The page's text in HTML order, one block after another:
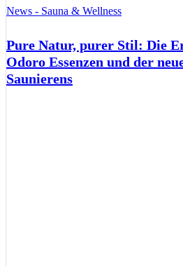
News - Sauna & Wellness
Pure Natur, purer Stil: Die
Odoro Essenzen und der
Saunierens